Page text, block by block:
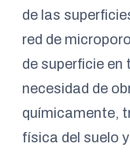
de las
red de
de superficie
necesidad de
químicamente,
física del suelo